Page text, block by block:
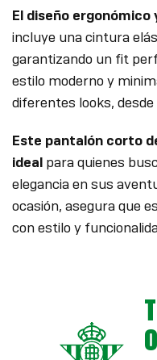
El diseño ergonómico
incluye una cintura
garantizando un fit
estilo moderno y
diferentes looks,
Este pantalón corto
ideal para quienes
elegancia en sus
ocasión, asegura que
con estilo y